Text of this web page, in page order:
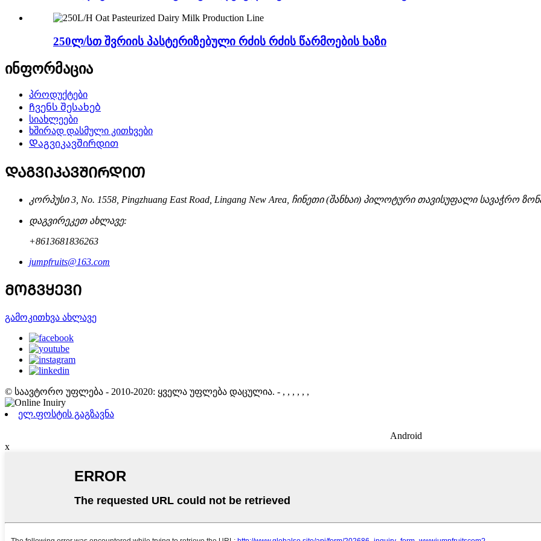
250ლ/სთ შვრიის პასტერიზებული რძის რძის წარმოების ხაზი
ინფორმაცია
პროდუქტები
Ჩვენს შესახებ
სიახლეები
ხშირად დასმული კითხვები
Დაგვიკავშირდით
ᲓᲐᲒᲕᲘᲙᲐᲕᲨᲘᲠᲓᲘᲗ
კორპუსი 3, No. 1558, Pingzhuang East Road, Lingang New Area, ჩინეთი (შანხაი) პილოტური თავისუფალი სავაჭრო
დაგვირეკეთ ახლავე:
+8613681836263
jumpfruits@163.com
ᲛᲝᲒᲕᲧᲔᲕᲘ
გამოკითხვა ახლავე
© საავტორო უფლება - 2010-2020: ყველა უფლება დაცულია. - , , , , , ,
ელ.ფოსტის გაგზავნა
Android
x